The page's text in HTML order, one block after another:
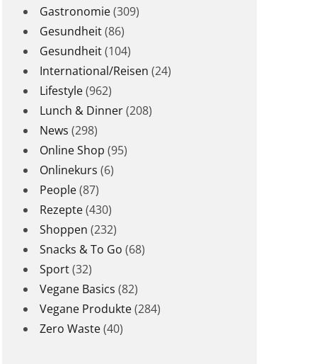
Gastronomie(309)
Gesundheit(86)
Gesundheit(104)
International/Reisen (24)
Lifestyle(962)
Lunch & Dinner(208)
News (298)
Online Shop (95)
Onlinekurs (6)
People(87)
Rezepte(430)
Shoppen (232)
Snacks & To Go (68)
Sport(32)
Vegane Basics (82)
Vegane Produkte(284)
Zero Waste(40)